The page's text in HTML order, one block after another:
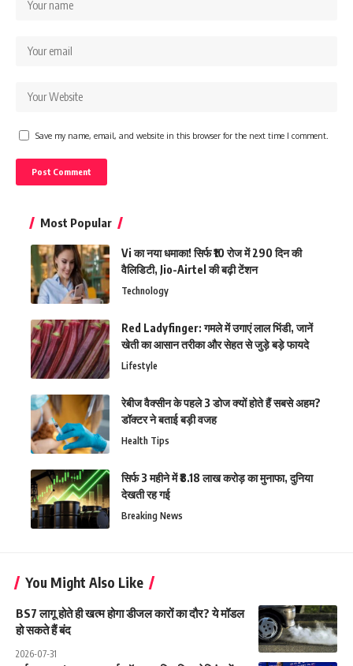
Save my name, email, and website in this browser for the next time I comment.
Most Popular
Vi का नया धमाका! सिर्फ ₹10 रोज में 290 दिन की
वैलिडिटी, Jio-Airtel की बढ़ी टेंशन
Technology
Red Ladyfinger: गमले में उगाएं लाल भिंडी, जानें
खेती का आसान तरीका और सेहत से जुड़े बड़े फायदे
Lifestyle
रेबीज वैक्सीन के पहले 3 डोज क्यों होते हैं सबसे अहम?
डॉक्टर ने बताई बड़ी वजह
Health Tips
सिर्फ 3 महीने में ₹8.18 लाख करोड़ का मुनाफा, दुनिया
देखती रह गई
Breaking News
You Might Also Like
BS7 लागू होते ही खत्म होगा डीजल कारों का दौर? ये मॉडल
हो सकते हैं बंद
2026-07-31